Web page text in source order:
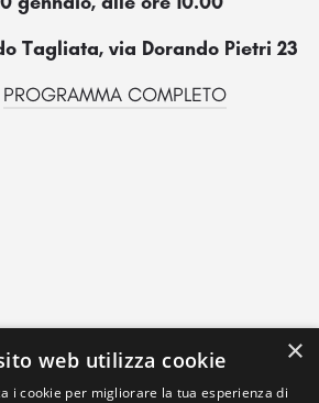
Tagliata, via Dorando Pietri 23
PROGRAMMA COMPLETO
×
web utilizza cookie
i cookie per migliorare la tua esperienza di